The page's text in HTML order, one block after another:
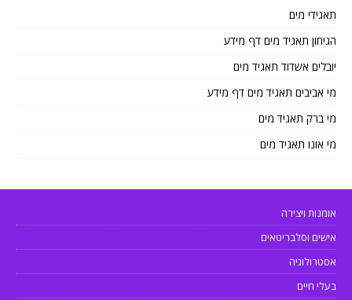
תאגידי מים
הגיחון תאגיד מים דף מידע
יובלים אשדוד תאגיד מים
מי אביבים תאגיד מים דף מידע
מי ברק תאגיד מים
מי אונו תאגיד מים
אומנות ויצירה
אישים וסלבריטאים
אסטרולוגיה
בעלי חיים